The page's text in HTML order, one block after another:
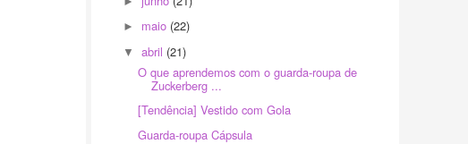
► maio (22)
▼abril (21)
O que aprendemos com o guarda-roupa de
Zuckerberg ...
[Tendência] Vestido com Gola
Guarda-roupa Cápsula